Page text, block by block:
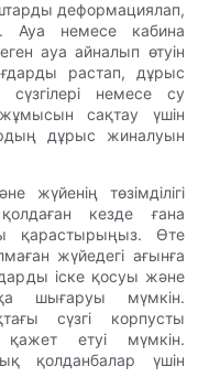
деформациялап,
Ауа немесе кабина
ауа айналып өтуін
растап, дұрыс
сүзгілері немесе су
сақтау үшін
дұрыс жиналуын
жүйенің төзімділігі
кезде ғана
қарастырыңыз. Өте
жүйедегі ағынға
іске қосуы және
шығаруы мүмкін.
сүзгі корпусты
етуі мүмкін.
қолданбалар үшін